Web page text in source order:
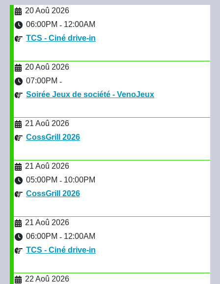
20 Aoû 2026
06:00PM - 12:00AM
TCS - Ciné drive-in
20 Aoû 2026
07:00PM -
Soirée Jeux de société - VenoJeux
21 Aoû 2026
CossGrill 2026
21 Aoû 2026
05:00PM - 10:00PM
CossGrill 2026
21 Aoû 2026
06:00PM - 12:00AM
TCS - Ciné drive-in
22 Aoû 2026